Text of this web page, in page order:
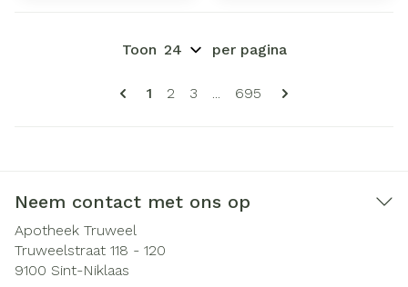
Pagina's
U lees momenteel pagina
1 Pagina
2 Pagina
3 ... Pagina
695
Toon per pagina
Neem contact met ons op
Apotheek Truweel
Truweelstraat 118 - 120
9100 Sint-Niklaas